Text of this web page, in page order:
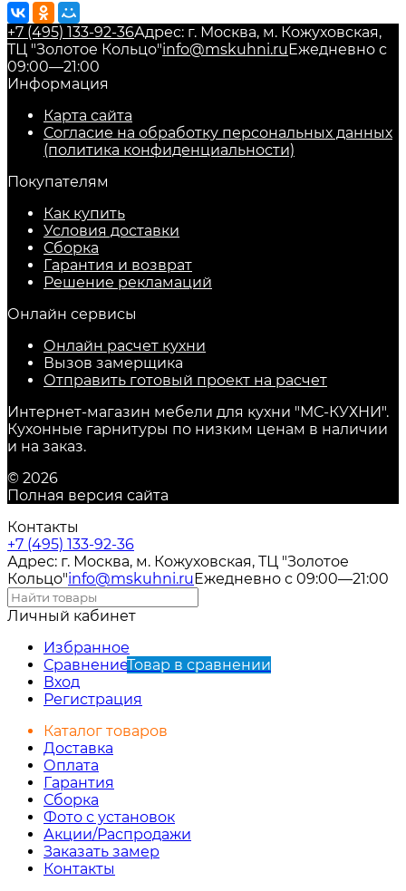
+7 (495) 133-92-36Адрес: г. Москва, м. Кожуховская,
ТЦ "Золотое Кольцо"info@mskuhni.ru Ежедневно с
09:00—21:00
Информация
Карта сайта
Согласие на обработку персональных данных
(политика конфиденциальности)
Покупателям
Как купить
Условия доставки
Сборка
Гарантия и возврат
Решение рекламаций
Онлайн сервисы
Онлайн расчет кухни
Вызов замерщика
Отправить готовый проект на расчет
Интернет-магазин мебели для кухни "МС-КУХНИ".
Кухонные гарнитуры по низким ценам в наличии
и на заказ.
© 2026
Полная версия сайта
Контакты
+7 (495) 133-92-36
Адрес: г. Москва, м. Кожуховская, ТЦ "Золотое
Кольцо"info@mskuhni.ru Ежедневно с 09:00—21:00
Личный кабинет
Избранное
СравнениеТовар в сравнении
Вход
Регистрация
Каталог товаров
Доставка
Оплата
Гарантия
Сборка
Фото с установок
Акции/Распродажи
Заказать замер
Контакты